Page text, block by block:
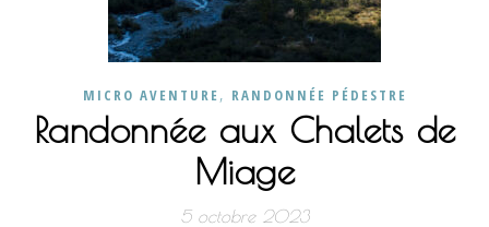
MICRO AVENTURE, RANDONNÉE PÉDESTRE
Randonnée aux Chalets de
Miage
5 octobre 2023